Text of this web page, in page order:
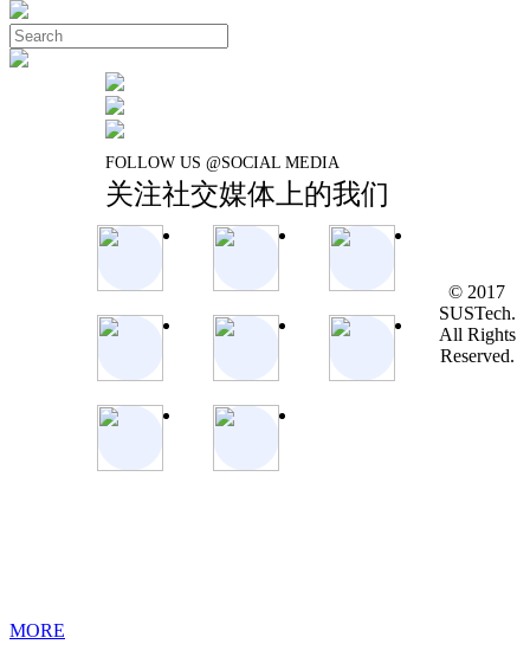
MORE
FOLLOW US @SOCIAL MEDIA
关注社交媒体上的我们
© 2017
SUSTech.
All Rights
Reserved.